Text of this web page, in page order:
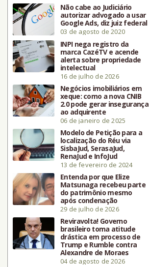
Não cabe ao Judiciário
autorizar advogado a usar
Google Ads, diz juiz federal
03 de agosto de 2020
INPI nega registro da
marca CazéTV e acende
alerta sobre propriedade
intelectual
16 de julho de 2026
Negócios imobiliários em
xeque: como a nova CNIB
2.0 pode gerar insegurança
ao adquirente
06 de janeiro de 2025
Modelo de Petição para a
localização do Réu via
SisbaJud, SerasaJud,
RenaJud e InfoJud
13 de fevereiro de 2024
Entenda por que Elize
Matsunaga recebeu parte
do patrimônio mesmo
após condenação
29 de julho de 2026
Reviravolta! Governo
brasileiro toma atitude
drástica em processo de
Trump e Rumble contra
Alexandre de Moraes
04 de agosto de 2026